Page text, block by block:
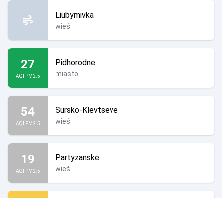
Liubymivka
wieś
27
AQI PM2.5
Pidhorodne
miasto
54
AQI PM2.5
Sursko-Klevtseve
wieś
19
AQI PM2.5
Partyzanske
wieś